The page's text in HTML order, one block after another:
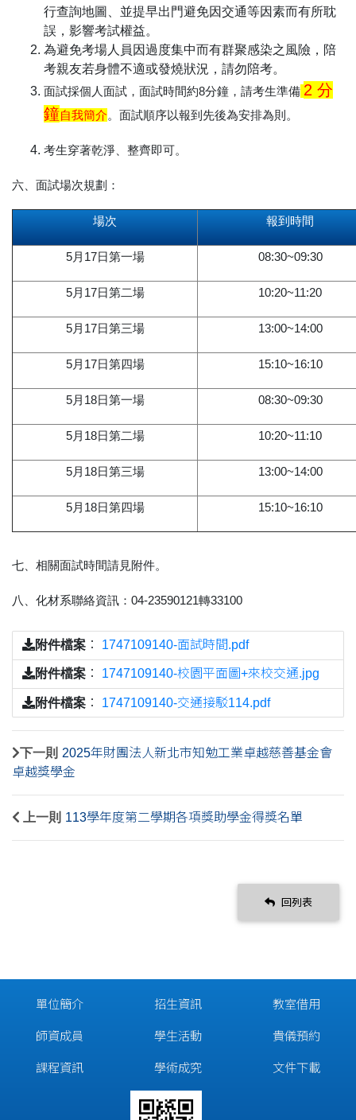
行查詢地圖、並提早出門避免因交通等因素而有所耽
誤，影響考試權益。
為避免考場人員因過度集中而有群聚感染之風險，陪
考親友若身體不適或發燒狀況，請勿陪考。
面試採個人面試，面試時間約8分鐘，請考生準備 2 分
鐘自我簡介。面試順序以報到先後為安排為則。
考生穿著乾淨、整齊即可。
六、面試場次規劃：
場次 報到時間
5月17日第一場 08:30~09:30
5月17日第二場 10:20~11:20
5月17日第三場 13:00~14:00
5月17日第四場 15:10~16:10
5月18日第一場 08:30~09:30
5月18日第二場 10:20~11:10
5月18日第三場 13:00~14:00
5月18日第四場 15:10~16:10
七、相關面試時間請見附件。
八、化材系聯絡資訊：04-23590121轉33100
附件檔案 ： 1747109140-面試時間.pdf
附件檔案 ： 1747109140-校園平面圖+來校交通.jpg
附件檔案 ： 1747109140-交通接駁114.pdf
下一則 2025年財團法人新北市知勉工業卓越慈善基金會
卓越獎學金
上一則 113學年度第二學期各項獎助學金得獎名單
回列表
單位簡介
師資成員
課程資訊
招生資訊
學生活動
學術成究
教室借用
貴儀預約
文件下載